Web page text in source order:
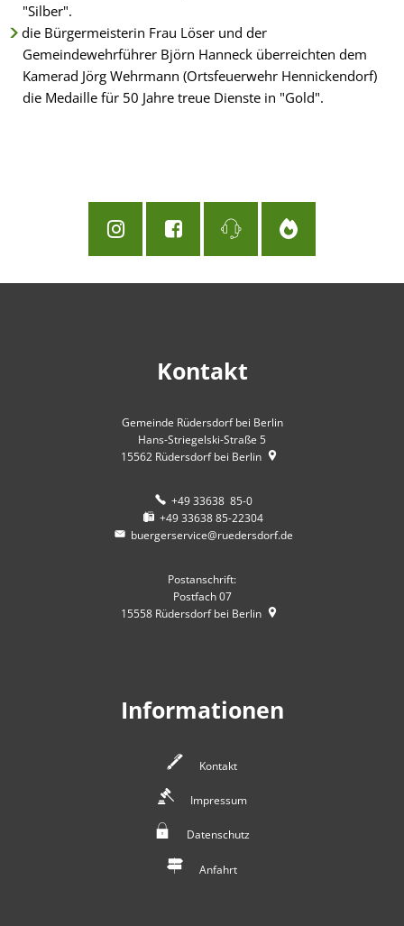
"Silber".
die Bürgermeisterin Frau Löser und der
Gemeindewehrführer Björn Hanneck überreichten dem
Kamerad Jörg Wehrmann (Ortsfeuerwehr Hennickendorf)
die Medaille für 50 Jahre treue Dienste in "Gold".
Kontakt
Gemeinde Rüdersdorf bei Berlin
Hans-Striegelski-Straße 5
15562 Rüdersdorf bei Berlin
+49 33638 85-0
+49 33638 85-22304
buergerservice@ruedersdorf.de
Postanschrift:
Postfach 07
15558 Rüdersdorf bei Berlin
Informationen
Kontakt
Impressum
Datenschutz
Anfahrt